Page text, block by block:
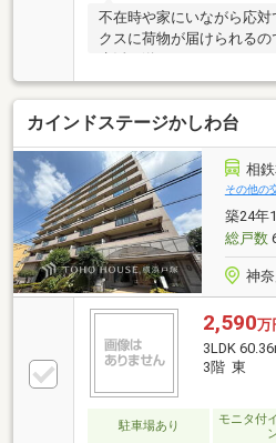
不在時や家にいながら応
クスに荷物が届けられるの
方、コチラよりご覧くだ
ニターから来訪者が確認
ほどの物件です。快適な生
マンションです。こちら
す。専有面積64.54㎡以上
カインドステージかしわ台
相
その他の
築24年
総戸数
神
2,590万
3LDK
3階 東
駐車場あり
モニタ付